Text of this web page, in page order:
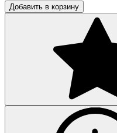
Добавить в корзину